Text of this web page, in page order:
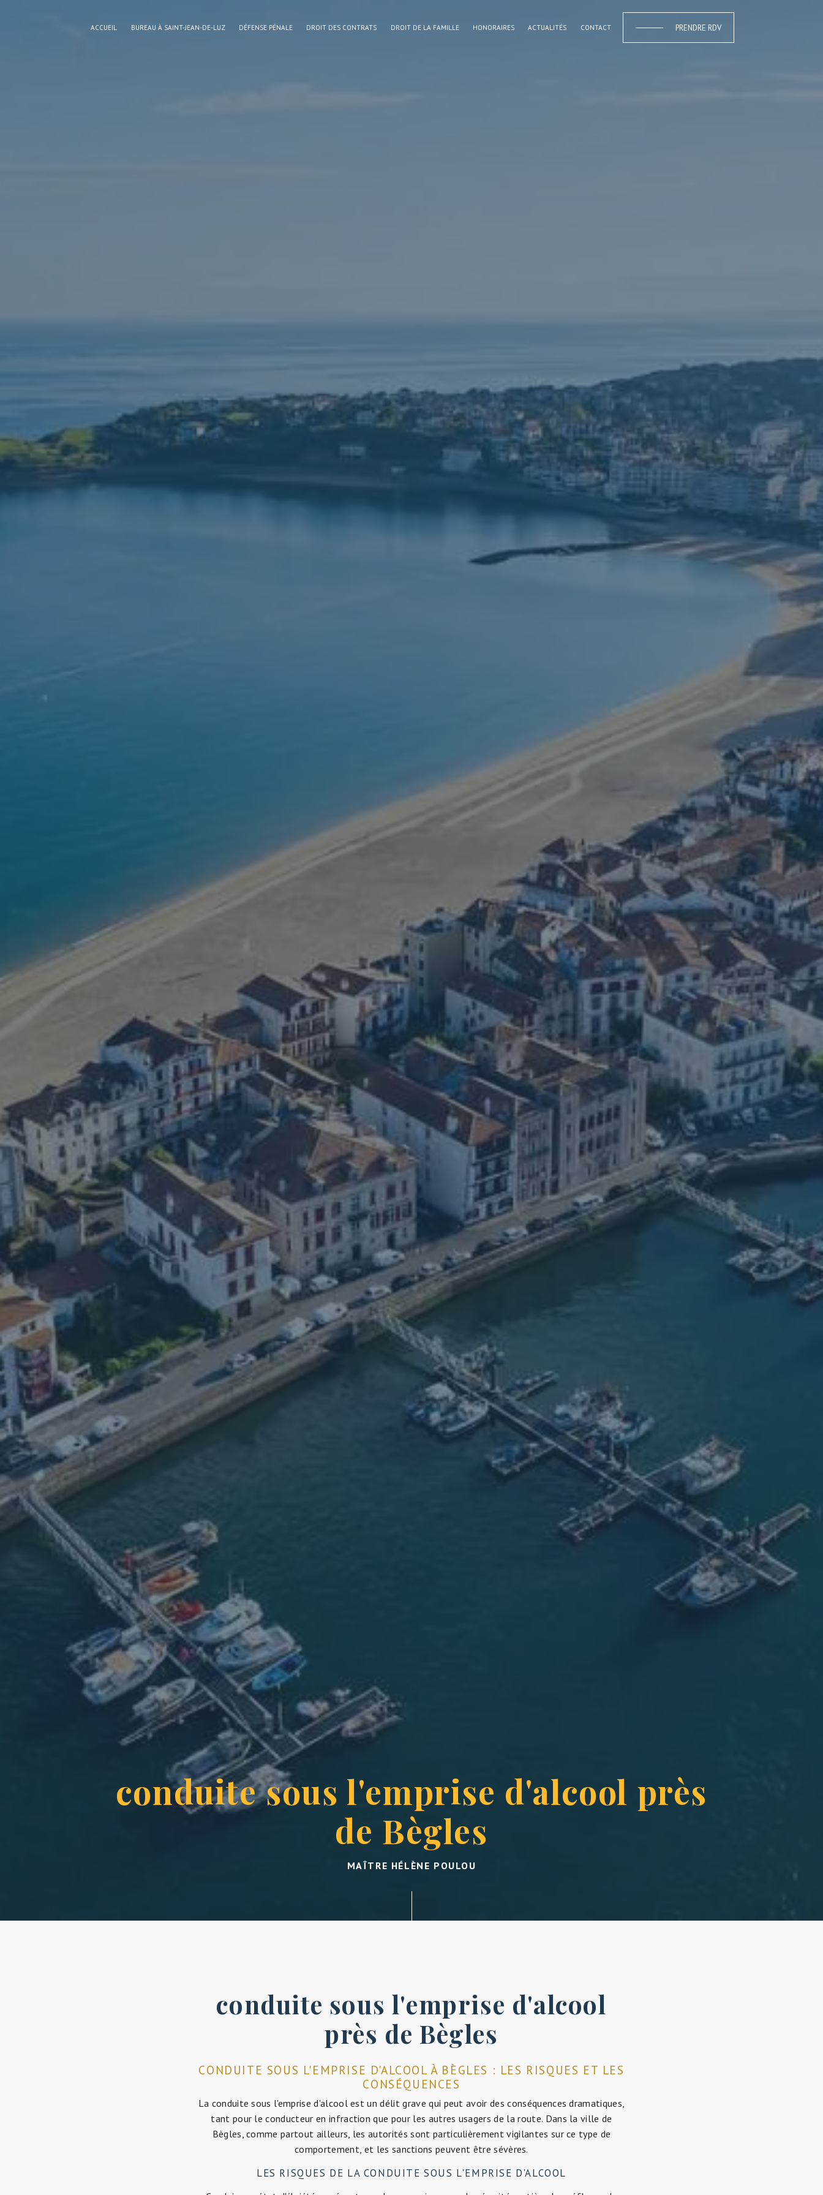
ACCUEIL BUREAU À SAINT-JEAN-DE-LUZ DÉFENSE PÉNALE DROIT DES CONTRATS DROIT DE LA FAMILLE HONORAIRES ACTUALITÉS CONTACT PRENDRE RDV
conduite sous l'emprise d'alcool près
de Bègles
MAÎTRE HÉLÈNE POULOU
conduite sous l'emprise d'alcool
près de Bègles
CONDUITE SOUS L'EMPRISE D'ALCOOL À BÈGLES : LES RISQUES ET LES
CONSÉQUENCES
La conduite sous l'emprise d'alcool est un délit grave qui peut avoir des conséquences dramatiques,
tant pour le conducteur en infraction que pour les autres usagers de la route. Dans la ville de
Bègles, comme partout ailleurs, les autorités sont particulièrement vigilantes sur ce type de
comportement, et les sanctions peuvent être sévères.
LES RISQUES DE LA CONDUITE SOUS L'EMPRISE D'ALCOOL